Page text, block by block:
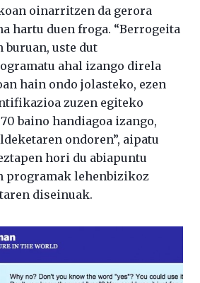
oinarritzen da gerora
hartu duen froga. “Berrogeita
buruan, uste dut
ahal izango direla
hain ondo jolasteko, ezen
zuzen egiteko
baino handiagoa izango,
ondoren”, aipatu
hori du abiapuntu
programak lehenbizikoz
diseinuak.